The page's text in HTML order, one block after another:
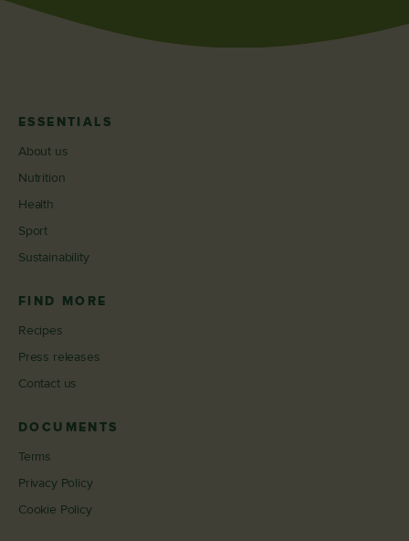
ESSENTIALS
About us
Nutrition
Health
Sport
Sustainability
FIND MORE
Recipes
Press releases
Contact us
DOCUMENTS
Terms
Privacy Policy
Cookie Policy